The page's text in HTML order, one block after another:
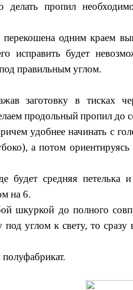
делать пропил
перекошена одним краем
исправить будет
правильным углом.
заготовку в тисках
продольный пропил до
удобнее начинать с
а потом
будет средняя петелька
на 6.
шкуркой до полного
под углом к свету, то